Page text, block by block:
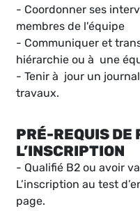
- Coordonner ses
membres de l'équipe
- Communiquer et
hiérarchie ou à une
- Tenir à jour un
travaux.
PRÉ-REQUIS DE
L’INSCRIPTION
- Qualifié B2 ou avoir
L’inscription au test
page.